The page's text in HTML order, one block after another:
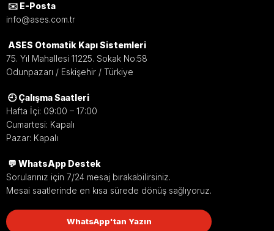
✉️ E-Posta
info@ases.com.tr
ASES Otomatik Kapı Sistemleri
75. Yıl Mahallesi 11225. Sokak No:58
Odunpazarı / Eskişehir / Türkiye
🕘 Çalışma Saatleri
Hafta İçi: 09:00 – 17:00
Cumartesi: Kapalı
Pazar: Kapalı
💬 WhatsApp Destek
Sorularınız için 7/24 mesaj bırakabilirsiniz.
Mesai saatlerinde en kısa sürede dönüş sağlıyoruz.
WhatsApp'tan Yazın